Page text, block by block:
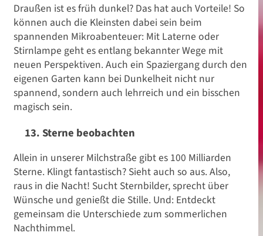
Draußen ist es früh dunkel? Das hat auch Vorteile! So
können auch die Kleinsten dabei sein beim
spannenden Mikroabenteuer: Mit Laterne oder
Stirnlampe geht es entlang bekannter Wege mit
neuen Perspektiven. Auch ein Spaziergang durch den
eigenen Garten kann bei Dunkelheit nicht nur
spannend, sondern auch lehrreich und ein bisschen
magisch sein.
13. Sterne beobachten
Allein in unserer Milchstraße gibt es 100 Milliarden
Sterne. Klingt fantastisch? Sieht auch so aus. Also,
raus in die Nacht! Sucht Sternbilder, sprecht über
Wünsche und genießt die Stille. Und: Entdeckt
gemeinsam die Unterschiede zum sommerlichen
Nachthimmel.